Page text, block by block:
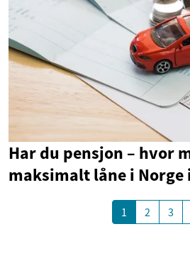
Har du pensjon – hvor
maksimalt låne i Norge
1 2 3